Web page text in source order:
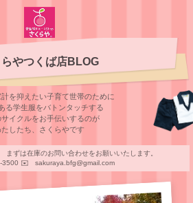
らやつくば店BLOG
を抑えたい子育て世帯のために
る学⽣服をバトンタッチする
イクルをお⼿伝いするのが
たしたち、さくらやです
ずは在庫のお問い合わせをお願いいたします。
3500 ✉️ sakuraya.bfg@gmail.com